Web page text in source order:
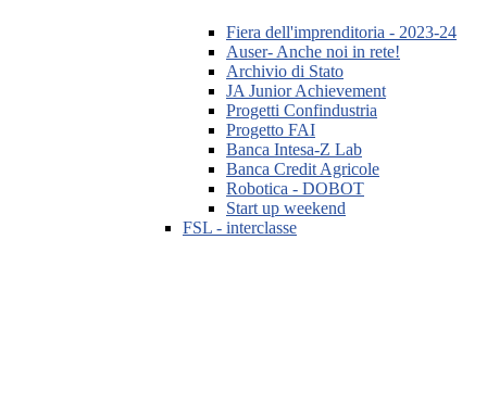
Fiera dell'imprenditoria - 2023-24
Auser- Anche noi in rete!
Archivio di Stato
JA Junior Achievement
Progetti Confindustria
Progetto FAI
Banca Intesa-Z Lab
Banca Credit Agricole
Robotica - DOBOT
Start up weekend
FSL - interclasse